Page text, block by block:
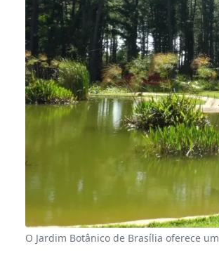
O Jardim Botânico de Brasília oferece